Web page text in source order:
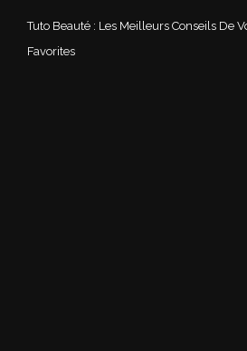
Tuto Beauté : Les Meilleurs Conseils De
Favorites